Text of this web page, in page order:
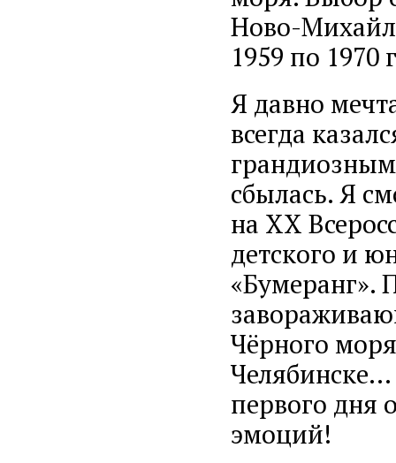
Ново-
1959 по 1970
Я давно
всегда
сбылась. Я
на ХХ
детского и
«Бумеранг».
Чёрного
первого дня
эмоций!